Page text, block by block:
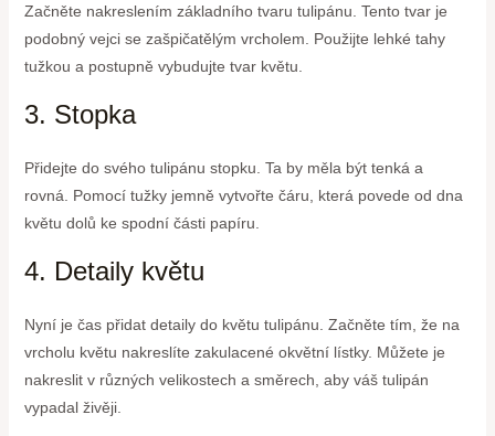
Začněte nakreslením základního tvaru tulipánu. Tento tvar je
podobný vejci se zašpičatělým vrcholem. Použijte lehké tahy
tužkou a postupně vybudujte tvar květu.
3. Stopka
Přidejte do svého tulipánu stopku. Ta by měla být tenká a
rovná. Pomocí tužky jemně vytvořte čáru, která povede od dna
květu dolů ke spodní části papíru.
4. Detaily květu
Nyní je čas přidat detaily do květu tulipánu. Začněte tím, že na
vrcholu květu nakreslíte zakulacené okvětní lístky. Můžete je
nakreslit v různých velikostech a směrech, aby váš tulipán
vypadal živěji.